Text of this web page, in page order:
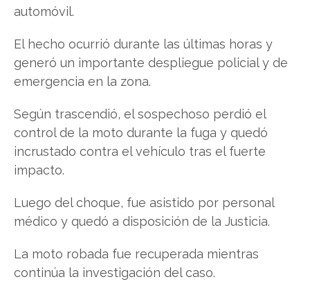
automóvil.
El hecho ocurrió durante las últimas horas y
generó un importante despliegue policial y de
emergencia en la zona.
Según trascendió, el sospechoso perdió el
control de la moto durante la fuga y quedó
incrustado contra el vehículo tras el fuerte
impacto.
Luego del choque, fue asistido por personal
médico y quedó a disposición de la Justicia.
La moto robada fue recuperada mientras
continúa la investigación del caso.